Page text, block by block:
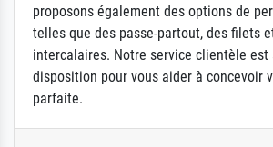
proposons également des options de
telles que des passe-partout, des filets
intercalaires. Notre service clientèle est
disposition pour vous aider à concevoir
parfaite.